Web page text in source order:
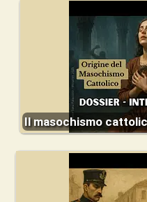
Il masochismo